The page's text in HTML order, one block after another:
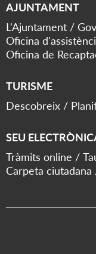
AJUNTAMENT
L'Ajuntament
Oficina
Oficina de
TURISME
Descobreix
SEU
Tràmits online
Carpeta ciutadana